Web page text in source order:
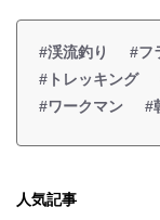
#渓流釣り #フ
#トレッキング
#ワークマン
#
人気記事